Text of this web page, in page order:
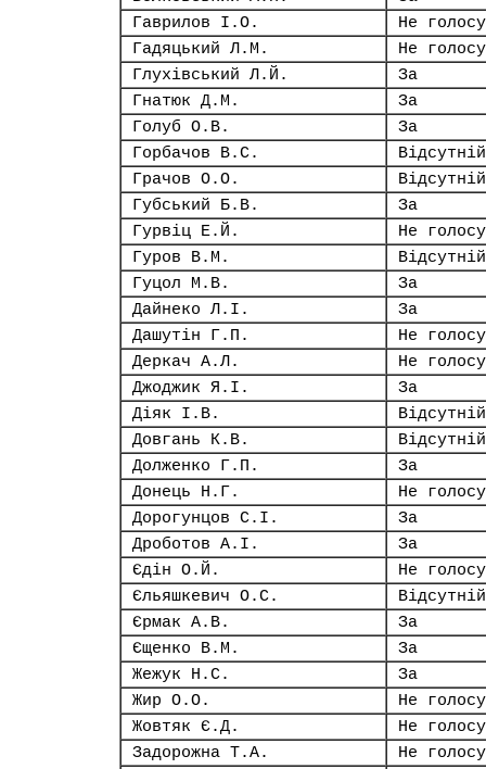
Гаврилов І.О.
Не
Гадяцький Л.М.
Не
Глухівський Л.Й.
За
Гнатюк Д.М.
За
Голуб О.В.
За
Горбачов В.С.
Відсутній
Грачов О.О.
Відсутній
Губський Б.В.
За
Гурвіц Е.Й.
Не
Гуров В.М.
Відсутній
Гуцол М.В.
За
Дайнеко Л.І.
За
Дашутін Г.П.
Не
Деркач А.Л.
Не
Джоджик Я.І.
За
Діяк І.В.
Відсутній
Довгань К.В.
Відсутній
Долженко Г.П.
За
Донець Н.Г.
Не
Дорогунцов С.І.
За
Дроботов А.І.
За
Єдін О.Й.
Не
Єльяшкевич О.С.
Відсутній
Єрмак А.В.
За
Єщенко В.М.
За
Жежук Н.С.
За
Жир О.О.
Не
Жовтяк Є.Д.
Не
Задорожна Т.А.
Не